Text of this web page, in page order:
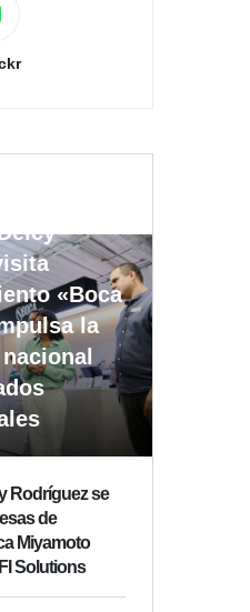
«Boca
la
Rodríguez se
de
Miyamoto
Solutions